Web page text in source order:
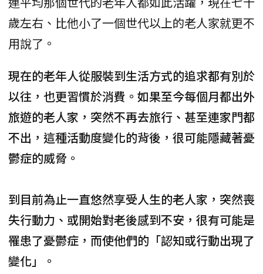
歲左右、比他小了一個世代以上的老人家就更不
用說了。
現在的老年人從服裝到生活方式的追求都有別於
以往，也更習慣於消費。如果至今每個月都出外
旅遊的老人家，突然不再去旅行、甚至連家門都
不出，這種活動度變化的背後，很可能隱藏著憂
鬱症的威脅。
到目前為止一直悠然享受人生的老人家，突然喪
失行動力、或開始對老後感到不安，很有可能是
罹患了憂鬱症，而使他們的「認知或行動出現了
變化」。